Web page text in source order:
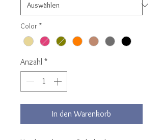
Color *
Anzahl *
In den Warenkorb